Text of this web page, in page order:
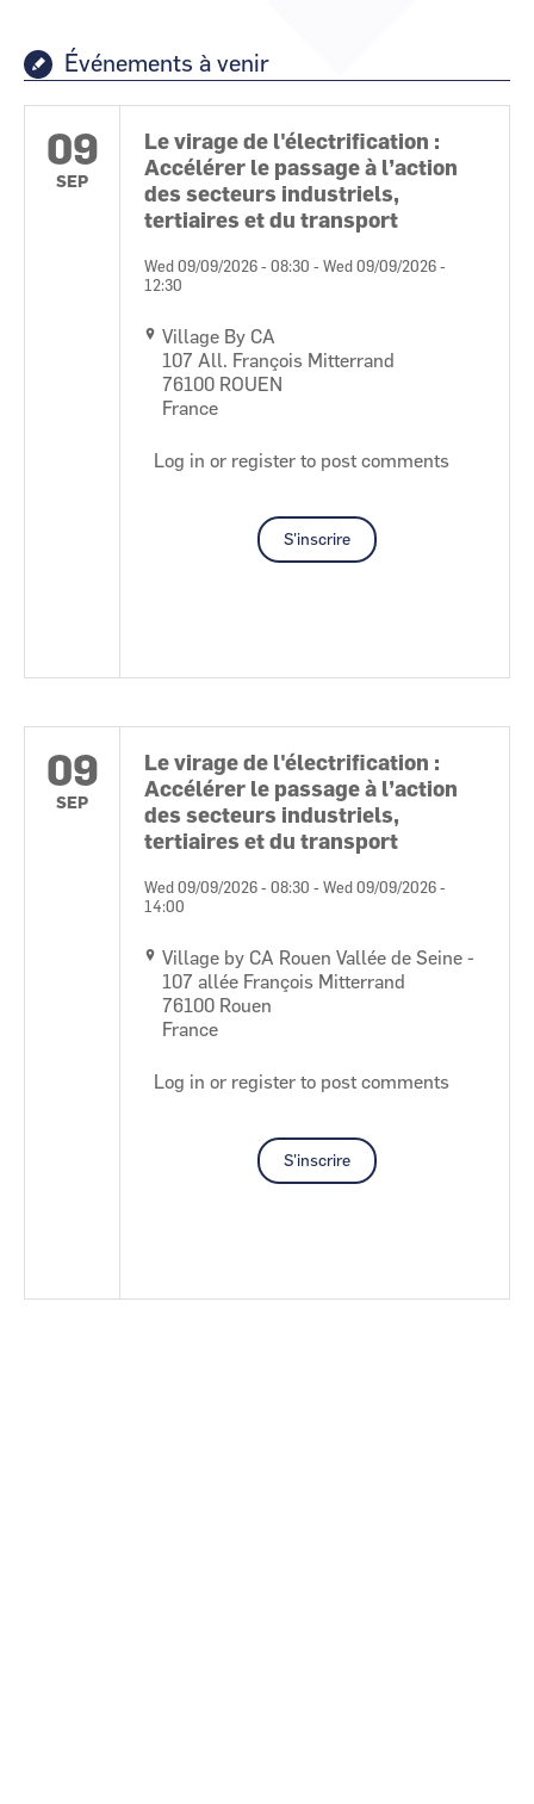
CCI Business
Pays de la Loire
CCI Business
Pays de la Loire
Événements à venir
09
SEP
Le virage de l'électrification :
Accélérer le passage à l’action
des secteurs industriels,
tertiaires et du transport
Wed 09/09/2026 - 08:30 - Wed 09/09/2026 -
12:30
Village By CA
107 All. François Mitterrand
76100 ROUEN
France
Log in or register to post comments
S'inscrire
09
SEP
Le virage de l'électrification :
Accélérer le passage à l’action
des secteurs industriels,
tertiaires et du transport
Wed 09/09/2026 - 08:30 - Wed 09/09/2026 -
14:00
Village by CA Rouen Vallée de Seine -
107 allée François Mitterrand
76100 Rouen
France
Log in or register to post comments
S'inscrire